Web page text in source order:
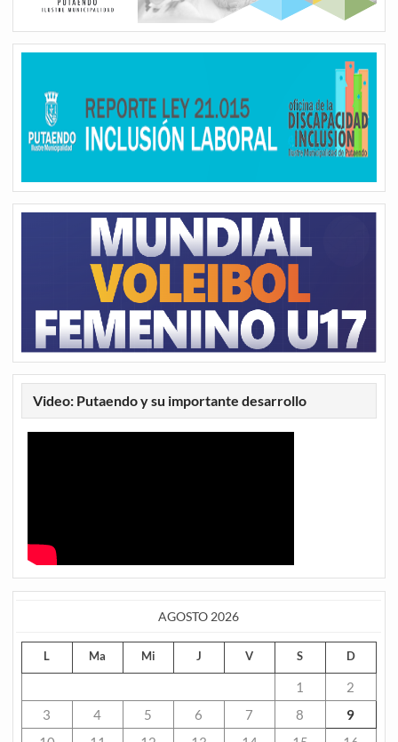
Video: Putaendo y su importante desarrollo
AGOSTO 2026
L Ma Mi J V S D
1
2
3
4 5 6 7 8
9